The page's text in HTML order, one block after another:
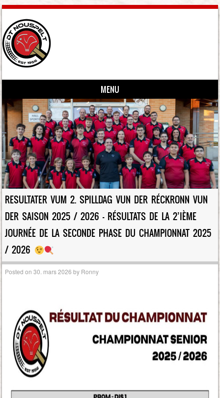
MENU
Skip to content
RESULTATER VUM 2. SPILLDAG VUN DER RÉCKRONN VUN
DER SAISON 2025 / 2026 – RÉSULTATS DE LA 2’IÈME
JOURNÉE DE LA SECONDE PHASE DU CHAMPIONNAT 2025
/ 2026
Posted on30. mars 2026 by Ronny